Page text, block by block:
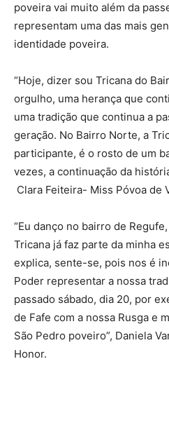
poveira vai muito além da
representam uma das mais
identidade poveira.
“Hoje, dizer sou Tricana do
orgulho, uma herança que
uma tradição que continua a
geração. No Bairro Norte, a
participante, é o rosto de um
vezes, a continuação da
Clara Feiteira- Miss Póvoa de
“Eu danço no bairro de
Tricana já faz parte da minha
explica, sente-se, pois nos é
Poder representar a nossa
passado sábado, dia 20, por
de Fafe com a nossa Rusga e
São Pedro poveiro”, Daniela
Honor.